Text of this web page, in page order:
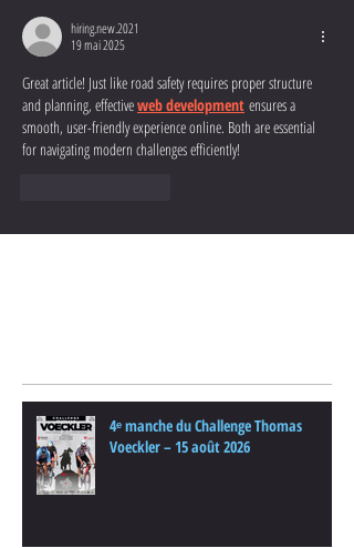
hiring.new.2021
19 mai 2025
Great article! Just like road safety requires proper structure
and planning, effective web development ensures a
smooth, user-friendly experience online. Both are essential
for navigating modern challenges efficiently!
4ᵉ manche du Challenge Thomas
Voeckler – 15 août 2026